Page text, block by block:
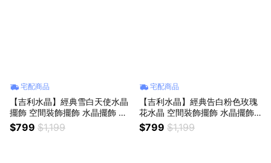
宅配商品
【吉利水晶】經典雪白天使水晶
擺飾 空間裝飾擺飾 水晶擺飾 生
日禮物 滿月彌月禮品 聖誕禮物
$799 $1,199
宅配商品
【吉利水晶】經典告白粉色玫瑰
花水晶 空間裝飾擺飾 水晶擺飾
生日禮物 情人節禮物
$799 $1,199